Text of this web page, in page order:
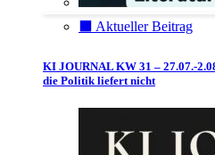
⬛️ Aktueller Beitrag
KI JOURNAL KW 31 – 27.07.-
die Politik liefert nicht